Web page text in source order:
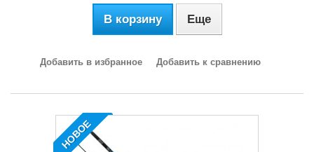
В корзину Еще
Добавить в избранное Добавить к сравнению
НОВОЕ